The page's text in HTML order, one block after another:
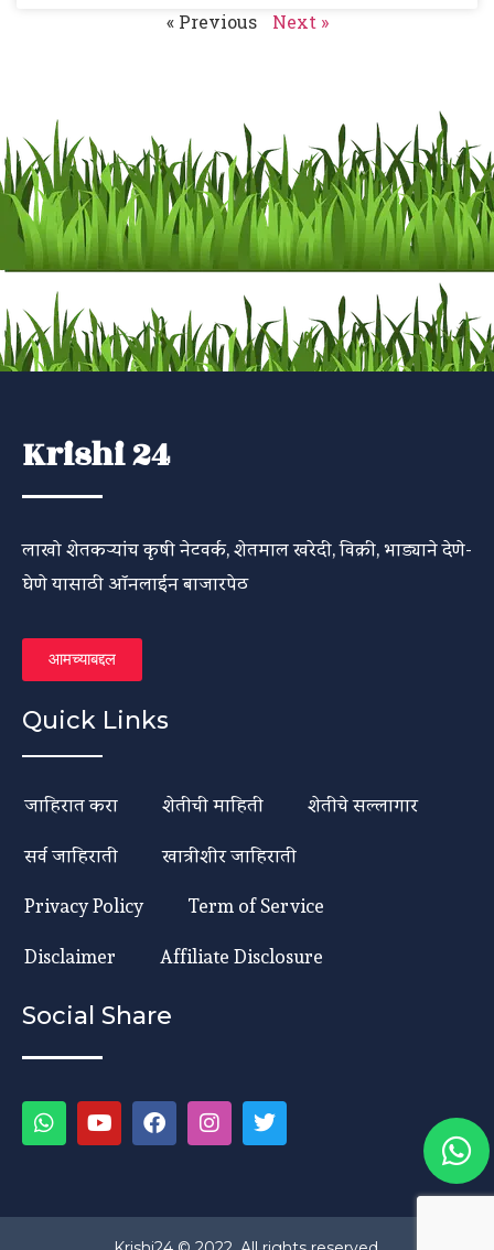
« Previous Next »
Krishi 24
लाखो शेतकऱ्यांच कृषी नेटवर्क, शेतमाल खरेदी, विक्री, भाड्याने देणे-
घेणे यासाठी ऑनलाईन बाजारपेठ
आमच्याबद्दल
Quick Links
जाहिरात करा शेतीची माहिती
शेतीचे सल्लागार
सर्व जाहिराती
खात्रीशीर जाहिराती
Privacy Policy
Term of Service
Disclaimer
Affiliate Disclosure
Social Share